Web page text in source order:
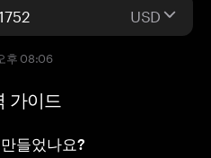
USD
후 08:06
가이드
들었나요?